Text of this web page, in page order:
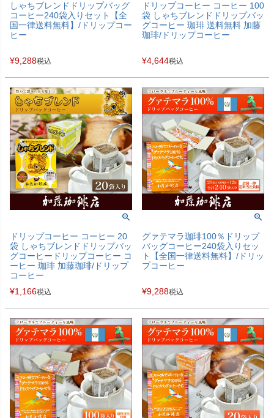
しゃちブレンドドリップバッグ
コーヒー240袋入りセット【全
国一律送料無料】/ドリップコー
ヒー
¥9,288税込
ドリップコーヒー コーヒー 100
袋 しゃちブレンドドリップバッ
グコーヒー 珈琲 送料無料 加藤
珈琲/ドリップコーヒー
¥4,644税込
ドリップコーヒー コーヒー 20
袋 しゃちブレンドドリップバッ
グコーヒードリップコーヒー コ
ーヒー 珈琲 加藤珈琲/ドリップ
コーヒー
¥1,166税込
グァテマラ珈琲100％ドリップ
バッグコーヒー240袋入りセッ
ト【全国一律送料無料】/ドリッ
プコーヒー
¥9,288税込